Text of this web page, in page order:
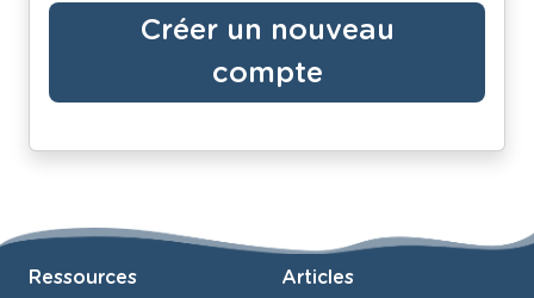
Créer un nouveau
compte
Ressources Articles